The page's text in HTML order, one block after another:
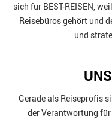
sich für BEST-REISEN,
Reisebüros gehört und
und
Gerade als Reiseprofis
der Verantwortung